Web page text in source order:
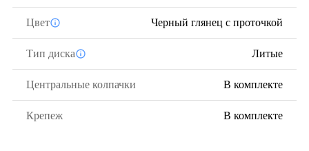
Цвет Черный глянец с проточкой
Тип диска Литые
Центральные колпачки В комплекте
Крепеж В комплекте